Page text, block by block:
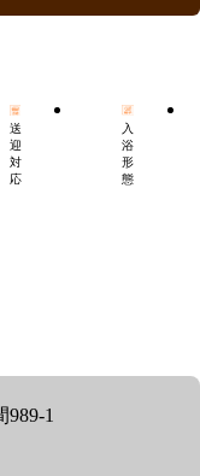
送
迎
対
応
入
浴
形
態
1